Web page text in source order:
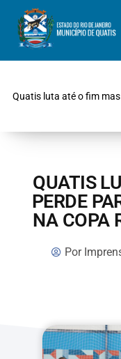
Quatis luta até o fim
QUATIS
PERDE
NA COPA
Por